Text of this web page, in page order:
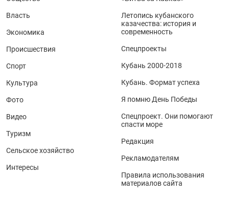
Власть
Экономика
Происшествия
Спорт
Культура
Фото
Видео
Туризм
Сельское хозяйство
Интересы
Летопись кубанского
казачества: история и
современность
Спецпроекты
Кубань 2000-2018
Кубань. Формат успеха
Я помню День Победы
Спецпроект. Они помогают
спасти море
Редакция
Рекламодателям
Правила использования
материалов сайта